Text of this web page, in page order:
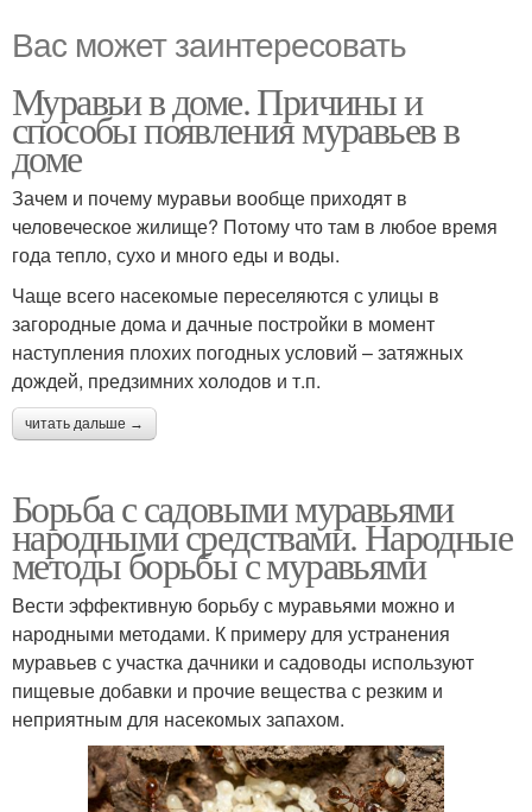
Вас может заинтересовать
Муравьи в доме. Причины и
способы появления муравьев в
доме
Зачем и почему муравьи вообще приходят в
человеческое жилище? Потому что там в любое время
года тепло, сухо и много еды и воды.
Чаще всего насекомые переселяются с улицы в
загородные дома и дачные постройки в момент
наступления плохих погодных условий – затяжных
дождей, предзимних холодов и т.п.
читать дальше →
Борьба с садовыми муравьями
народными средствами. Народные
методы борьбы с муравьями
Вести эффективную борьбу с муравьями можно и
народными методами. К примеру для устранения
муравьев с участка дачники и садоводы используют
пищевые добавки и прочие вещества с резким и
неприятным для насекомых запахом.